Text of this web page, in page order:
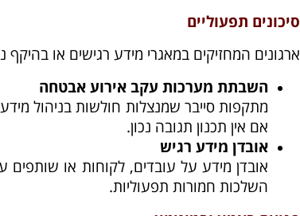
סיכונים תפעוליים
ארגונים המחזיקים במאגרי מידע רגישים או
השבתת מערכות עקב אירוע אבטחה
מתקפות סייבר שמנצלות חולשות בניהול
אם אין תכנון תגובה נכון.
אובדן מידע רגיש
אובדן מידע על עובדים, לקוחות או שותפים
השלכות חמורות תפעוליות.